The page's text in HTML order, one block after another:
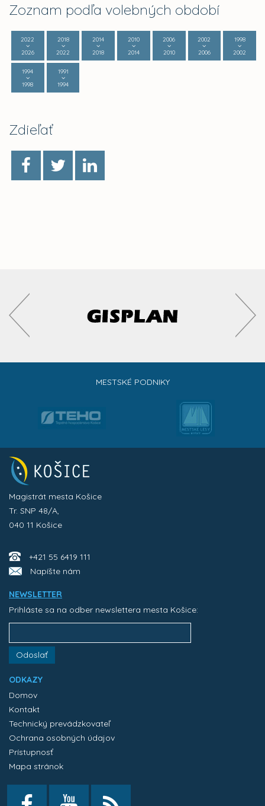
Zoznam podľa volebných období
2022
2026
2018
2022
2014
2018
2010
2014
2006
2010
2002
2006
1998
2002
1994
1998
1991
1994
Zdieľať
MESTSKÉ PODNIKY
Magistrát mesta Košice
Tr. SNP 48/A,
040 11 Košice
+421 55 6419 111
Napíšte nám
NEWSLETTER
Prihláste sa na odber newslettera mesta Košice:
Odoslať
ODKAZY
Domov
Kontakt
Technický prevádzkovateľ
Ochrana osobných údajov
Prístupnosť
Mapa stránok